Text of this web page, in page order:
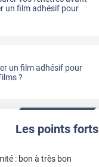
un film adhésif pour
un film adhésif pour
?
Les points forts
: bon à très bon